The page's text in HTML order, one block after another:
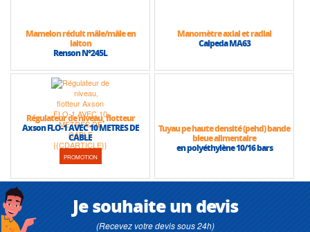
Mamelon réduit mâle/mâle en
laiton
Renson N°245L
Manomètre axial et radial
Calpeda MA63
PROMOTION
Régulateur de niveau, flotteur
Axson FLO-1 AVEC 10 METRES DE
CABLE
Tuyau pe haute densité (pehd) bande
bleue alimentaire
en polyéthylène 10/16 bars
Je souhaite un devis
(Recevez votre devis sous 24h)